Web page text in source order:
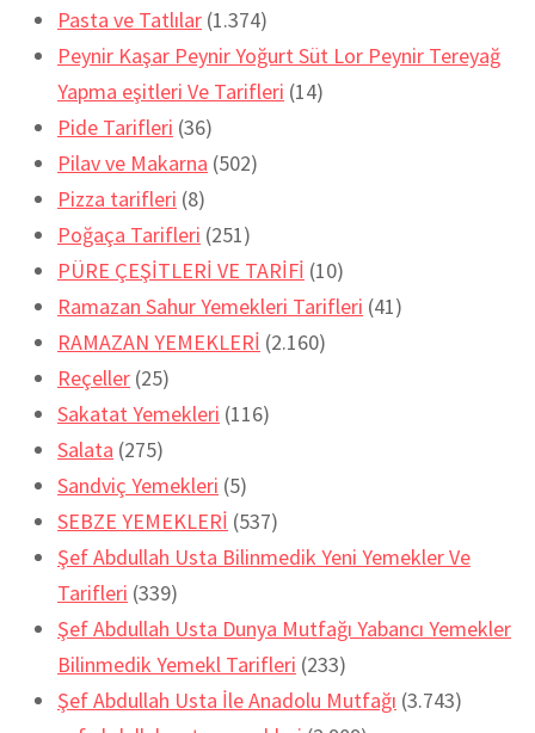
Pasta ve Tatlılar (1.374)
Peynir Kaşar Peynir Yoğurt Süt Lor Peynir Tereyağ
Yapma eşitleri Ve Tarifleri (14)
Pide Tarifleri (36)
Pilav ve Makarna (502)
Pizza tarifleri (8)
Poğaça Tarifleri (251)
PÜRE ÇEŞİTLERİ VE TARİFİ (10)
Ramazan Sahur Yemekleri Tarifleri (41)
RAMAZAN YEMEKLERİ (2.160)
Reçeller (25)
Sakatat Yemekleri (116)
Salata (275)
Sandviç Yemekleri (5)
SEBZE YEMEKLERİ (537)
Şef Abdullah Usta Bilinmedik Yeni Yemekler Ve
Tarifleri (339)
Şef Abdullah Usta Dunya Mutfağı Yabancı Yemekler
Bilinmedik Yemekl Tarifleri (233)
Şef Abdullah Usta İle Anadolu Mutfağı (3.743)